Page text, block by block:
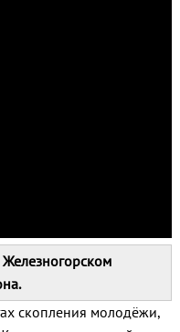
скопления молодёжи,